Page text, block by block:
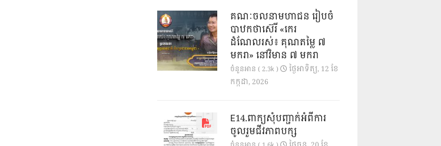
គណៈចលនាមហាជន រៀបចំ
បាឋកថាស៊េរី «កេរ
ដំណែលរស់៖ គុណតម្លៃ ៧
មករា» នៅវិមាន ៧ មករា
ចំនួនអាន ( 2.3k )
ថ្ងៃ​អាទិត្យ, 12 ខែ​
កក្កដា, 2026
E14.ពាក្យសុំបញ្ជាក់អំពីការ
ចូលរួមជីវភាពបក្ស